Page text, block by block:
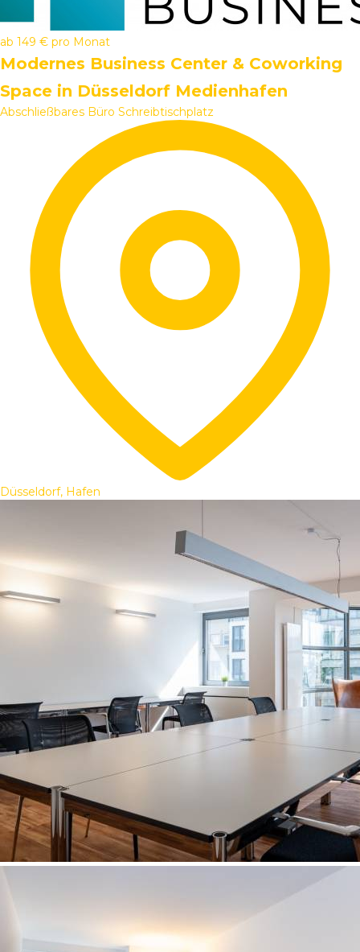
ab 149 € pro Monat
Modernes Business Center & Coworking
Space in Düsseldorf Medienhafen
Abschließbares Büro Schreibtischplatz
Düsseldorf, Hafen